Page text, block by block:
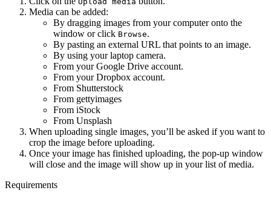
Media can be added:
By dragging images from your computer onto the
window or click Browse.
By pasting an external URL that points to an image.
By using your laptop camera.
From your Google Drive account.
From your Dropbox account.
From Shutterstock
From gettyimages
From iStock
From Unsplash
When uploading single images, you’ll be asked if you want to
crop the image before uploading.
Once your image has finished uploading, the pop-up window
will close and the image will show up in your list of media.
Requirements